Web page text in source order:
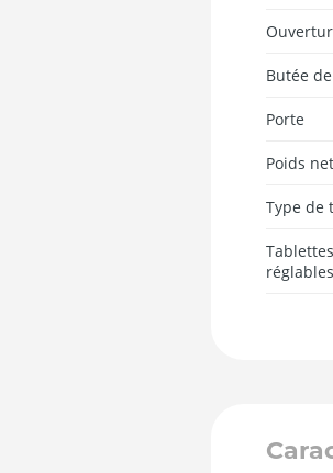
Butée
Porte
Poids net
Type de